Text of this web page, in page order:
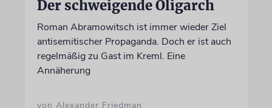
Der schweigende Oligarch
Roman Abramowitsch ist immer wieder Ziel
antisemitischer Propaganda. Doch er ist auch
regelmäßig zu Gast im Kreml. Eine
Annäherung
von Alexander Friedman